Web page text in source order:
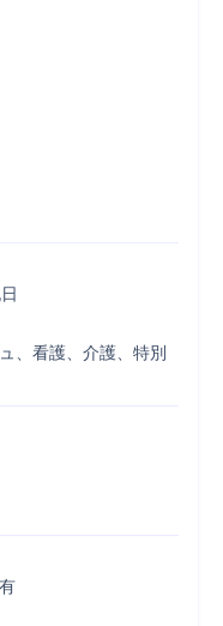
、看護、介護、特別